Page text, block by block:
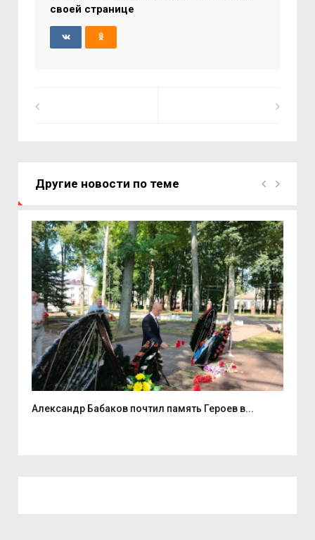
своей странице
Другие новости по теме
Александр Бабаков почтил память Героев в...